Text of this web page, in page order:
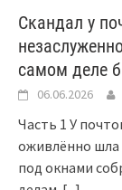
Скандал у
самом деле
06.06.2026
Часть 1 У
оживлённо шла
под окнами